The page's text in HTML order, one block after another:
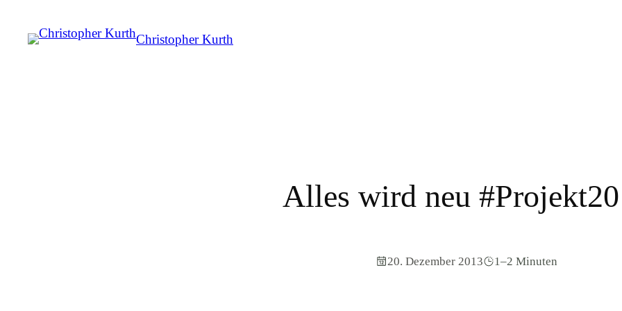
Christopher Kurth
Alles wird neu
20. Dezember 2013 1–2 Minuten